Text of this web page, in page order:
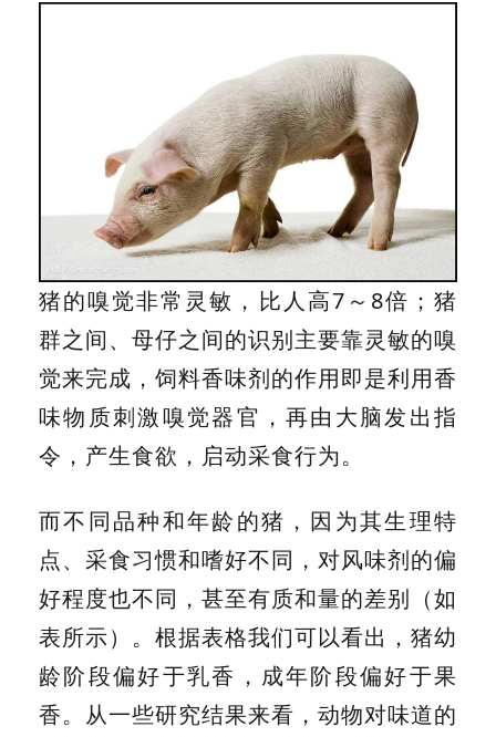
猪的嗅觉非常灵敏，比人高7～8倍；猪
群之间、母仔之间的识别主要靠灵敏的嗅
觉来完成，饲料香味剂的作用即是利用香
味物质刺激嗅觉器官，再由大脑发出指
令，产生食欲，启动采食行为。
而不同品种和年龄的猪，因为其生理特
点、采食习惯和嗜好不同，对风味剂的偏
好程度也不同，甚至有质和量的差别（如
表所示）。根据表格我们可以看出，猪幼
龄阶段偏好于乳香，成年阶段偏好于果
香。从一些研究结果来看，动物对味道的